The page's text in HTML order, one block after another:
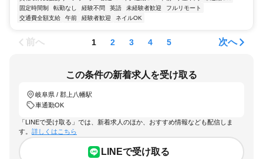
固定時間制
転勤なし 経験不問 英語 未経験者歓迎
フルリモート
交通費全額支給
午前 経験者歓迎 ネイルOK
前へ 1 2 3 4 5 次へ
この条件の新着求人を受け取る
岐阜県 / 郡上八幡駅
車通勤OK
「LINEで受け取る」では、新着求人のほか、おすすめ情報なども配信しま
す。 詳しくはこちら
LINEで受け取る